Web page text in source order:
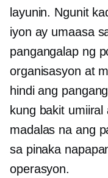
layunin. Ngunit
iyon ay umaasa
pangangalap ng
organisasyon at
hindi ang
kung bakit
madalas na ang
sa pinaka
operasyon.